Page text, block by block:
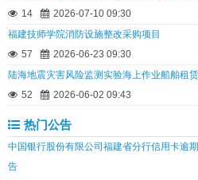
14
2026-07-10 09:30
福建技师学院消防设施整改采购项目
57
2026-06-23 09:30
陆海地震灾害风险监测实验海上作业船舶租
52
2026-06-02 09:43
热门公告
中国银行股份有限公司福建省分行信用卡逾
告